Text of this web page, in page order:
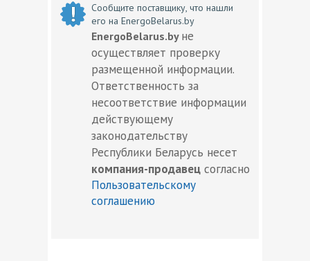
Сообщите поставщику, что нашли
его на EnergoBelarus.by
EnergoBelarus.by не
осуществляет проверку
размещенной информации.
Ответственность за
несоответствие информации
действующему
законодательству
Республики Беларусь несет
компания-продавец согласно
Пользовательскому
соглашению